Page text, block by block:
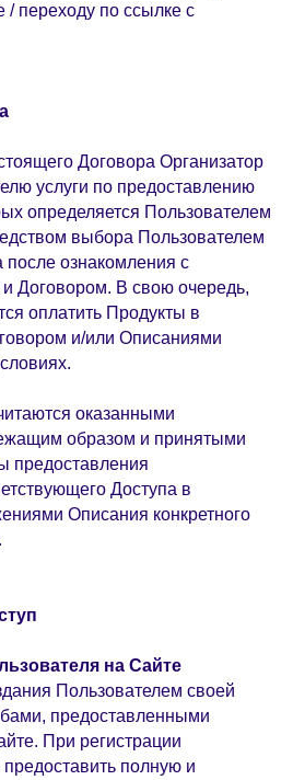
/ переходу по ссылке с
Договора Организатор
услуги по предоставлению
определяется Пользователем
выбора Пользователем
после ознакомления с
Договором. В свою очередь,
оплатить Продукты в
и/или Описаниями
оказанными
образом и принятыми
предоставления
Доступа в
Описания конкретного
на Сайте
Пользователем своей
предоставленными
При регистрации
полную и